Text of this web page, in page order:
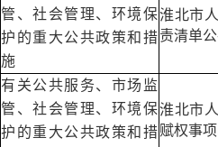
管、社会管理、环境保
护的重大公共政策和措
施
淮北市
责清单
有关公共服务、市场监
管、社会管理、环境保
护的重大公共政策和措
淮北市
赋权事